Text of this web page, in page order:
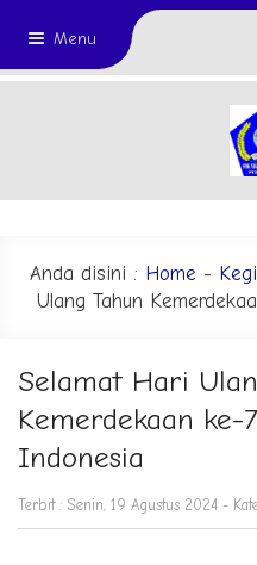
Menu
Anda disini : Home -
Ulang Tahun
Selamat Hari
Kemerdekaan ke-
Indonesia
Terbit : Senin, 19 Agustus 2024 -